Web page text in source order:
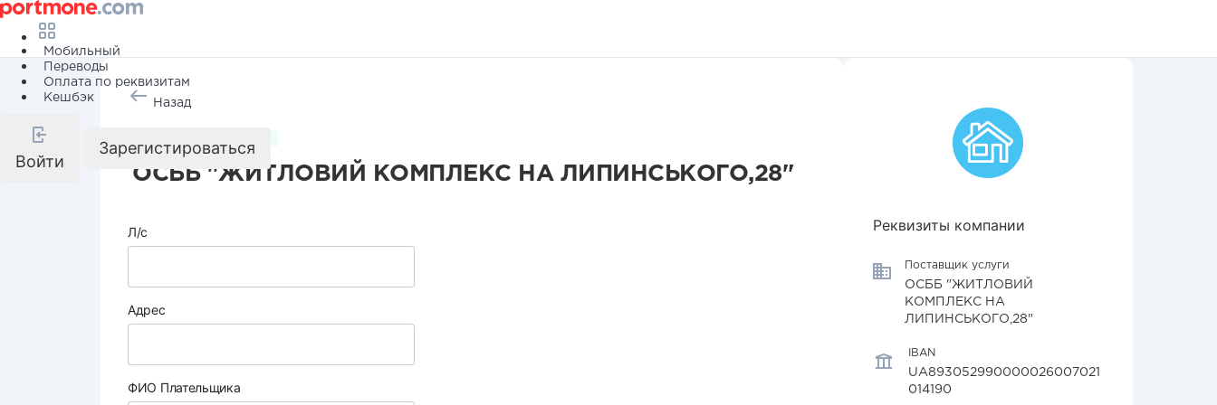
Мобильный
Переводы
Оплата по реквизитам
Кешбэк
Войти
Зарегистироваться
Назад
ОСББ "ЖИТЛОВИЙ КОМПЛЕКС НА ЛИПИНСЬКОГО,28"
Л/с
Адрес
ФИО Плательщика
Реквизиты компании
Поставщик услуги
ОСББ "ЖИТЛОВИЙ
КОМПЛЕКС НА
ЛИПИНСЬКОГО,28"
IBAN
UA893052990000026007021
014190